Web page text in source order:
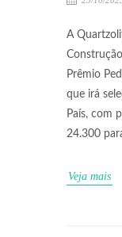
A
Prêmio
que irá
País, com
24.300
Veja mais